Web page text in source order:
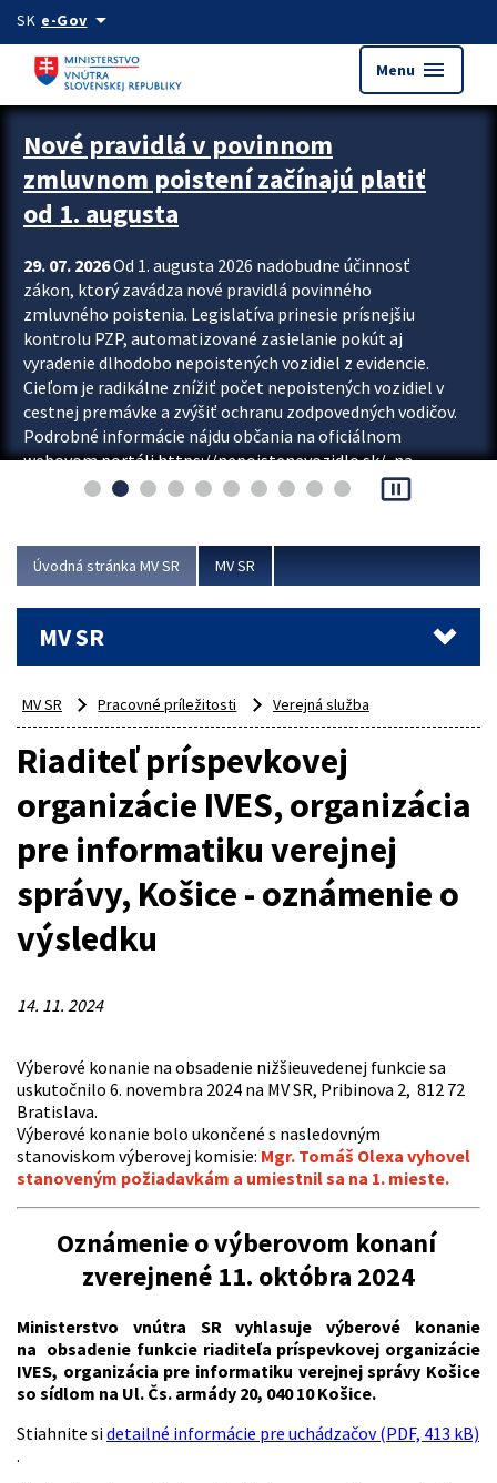
Preskocit na hlavný obsah
SK e-Govarrow_drop_down
Menu menu
Zastavit automatický posun upútavok
Nové pravidlá v povinnom
zmluvnom poistení začínajú platiť
od 1. augusta
29. 07. 2026Od 1. augusta 2026 nadobudne účinnosť
zákon, ktorý zavádza nové pravidlá povinného
zmluvného poistenia. Legislatíva prinesie prísnejšiu
kontrolu PZP, automatizované zasielanie pokút aj
vyradenie dlhodobo nepoistených vozidiel z evidencie.
Cieľom je radikálne znížiť počet nepoistených vozidiel v
cestnej premávke a zvýšiť ochranu zodpovedných vodičov.
Podrobné informácie nájdu občania na oficiálnom
webovom portáli https://nepoistenevozidlo.sk/, na
ktorom od augusta pribudne aj možnosť overiť si...
pause_presentation
Úvodná stránka MV SR MV SR
MV SR
MV SR Pracovné príležitosti Verejná služba
Riaditeľ príspevkovej
organizácie IVES, organizácia
pre informatiku verejnej
správy, Košice - oznámenie o
výsledku
14. 11. 2024
Výberové konanie na obsadenie nižšieuvedenej funkcie sa
uskutočnilo 6. novembra 2024 na MV SR, Pribinova 2, 812 72
Bratislava.
Výberové konanie bolo ukončené s nasledovným
stanoviskom výberovej komisie: Mgr. Tomáš Olexa vyhovel
stanoveným požiadavkám a umiestnil sa na 1. mieste.
Oznámenie o výberovom konaní
zverejnené 11. októbra 2024
Ministerstvo vnútra SR vyhlasuje výberové konanie
na obsadenie funkcie riaditeľa príspevkovej organizácie
IVES, organizácia pre informatiku verejnej správy Košice
so sídlom na Ul. Čs. armády 20, 040 10 Košice.
Stiahnite sidetailné informácie pre uchádzačov (PDF, 413 kB)
.